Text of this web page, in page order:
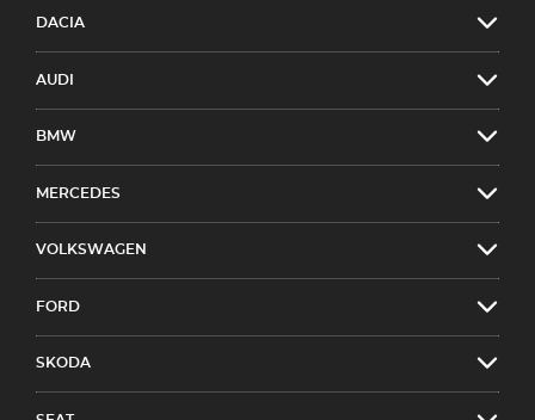
DACIA
AUDI
BMW
MERCEDES
VOLKSWAGEN
FORD
SKODA